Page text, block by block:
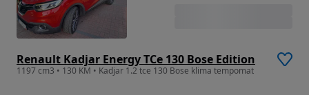
Renault Kadjar Energy TCe 130 Bose Edition
1197 cm3 • 130 KM • Kadjar 1.2 tce 130 Bose klima tempomat